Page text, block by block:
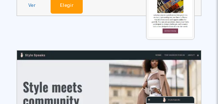
Ver Elegir